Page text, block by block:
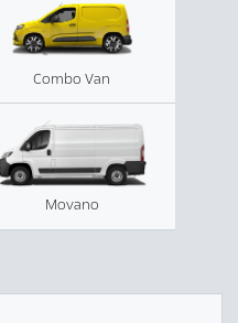
Combo Van
Movano